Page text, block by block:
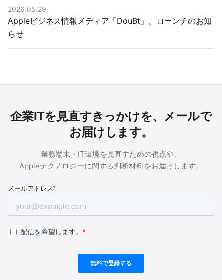
2026.05.29
Appleビジネス情報メディア「DouBt」、ローンチのお知
らせ
企業ITを見直すきっかけを、メールで
お届けします。
業務端末・IT環境を見直すための視点や、
Appleテクノロジーに関する判断材料をお届けします。